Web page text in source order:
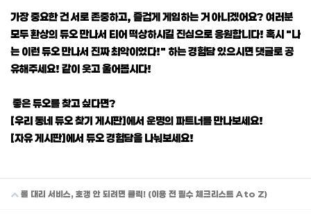
가장 중요한 건 서로 존중하고, 즐겁게 게임하는 거 아니겠어요? 여러분
모두 환상의 듀오 만나서 티어 떡상하시길 진심으로 응원합니다! 혹시 "나
는 이런 듀오 만나서 진짜 최악이었다!" 하는 경험담 있으시면 댓글로 공
유해주세요! 같이 웃고 울어봅시다!
좋은 듀오를 찾고 싶다면?
[우리 동네 듀오 찾기 게시판]에서 운명의 파트너를 만나보세요!
[자유 게시판]에서 듀오 경험담을 나눠보세요!
롤 대리 서비스, 호갱 안 되려면 클릭! (이용 전 필수 체크리스트 A to Z)